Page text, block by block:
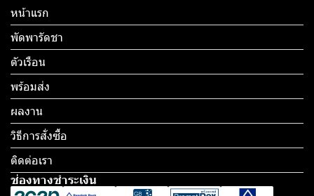
หน้าแรก
พัดพารัดชา
ตัวเรือน
พร้อมส่ง
ผลงาน
วิธีการสั่งซื้อ
ติดต่อเรา
ช่องทางชำระเงิน